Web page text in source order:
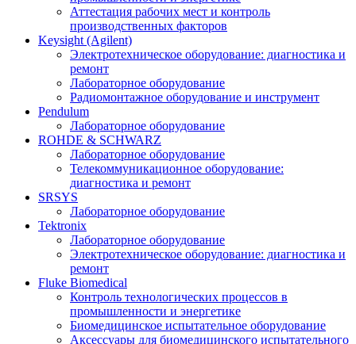
Аттестация рабочих мест и контроль
производственных факторов
Keysight (Agilent)
Электротехническое оборудование: диагностика и
ремонт
Лабораторное оборудование
Радиомонтажное оборудование и инструмент
Pendulum
Лабораторное оборудование
ROHDE & SCHWARZ
Лабораторное оборудование
Телекоммуникационное оборудование:
диагностика и ремонт
SRSYS
Лабораторное оборудование
Tektronix
Лабораторное оборудование
Электротехническое оборудование: диагностика и
ремонт
Fluke Biomedical
Контроль технологических процессов в
промышленности и энергетике
Биомедицинское испытательное оборудование
Аксессуары для биомедицинского испытательного